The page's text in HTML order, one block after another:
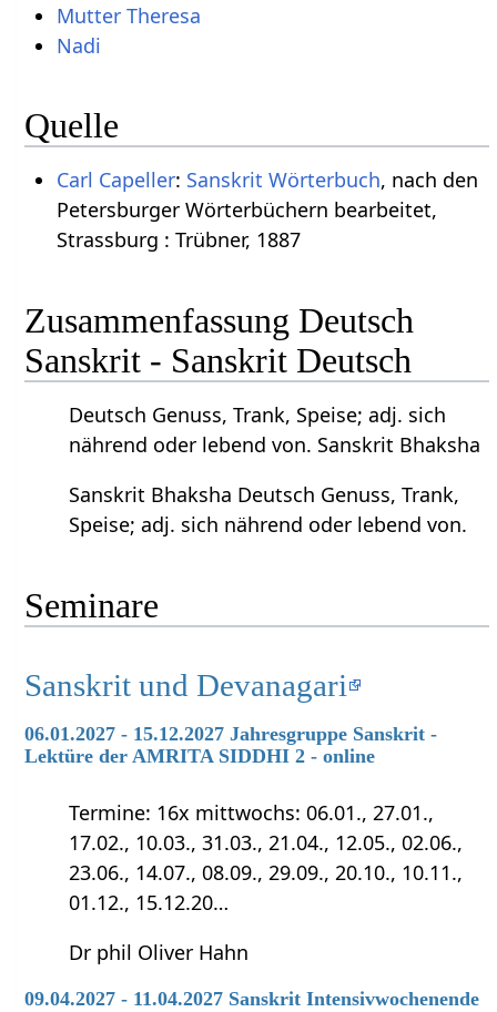
Mutter Theresa
Nadi
Quelle
Carl Capeller: Sanskrit Wörterbuch, nach den
Petersburger Wörterbüchern bearbeitet,
Strassburg : Trübner, 1887
Zusammenfassung Deutsch
Sanskrit - Sanskrit Deutsch
Deutsch Genuss, Trank, Speise; adj. sich
nährend oder lebend von. Sanskrit Bhaksha
Sanskrit Bhaksha Deutsch Genuss, Trank,
Speise; adj. sich nährend oder lebend von.
Seminare
Sanskrit und Devanagari
06.01.2027 - 15.12.2027 Jahresgruppe Sanskrit -
Lektüre der AMRITA SIDDHI 2 - online
Termine: 16x mittwochs: 06.01., 27.01.,
17.02., 10.03., 31.03., 21.04., 12.05., 02.06.,
23.06., 14.07., 08.09., 29.09., 20.10., 10.11.,
01.12., 15.12.20…
Dr phil Oliver Hahn
09.04.2027 - 11.04.2027 Sanskrit Intensivwochenende